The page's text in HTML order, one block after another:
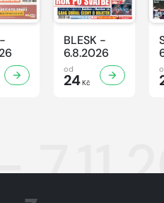
BLESK -
6.8.2026
od
24Kč